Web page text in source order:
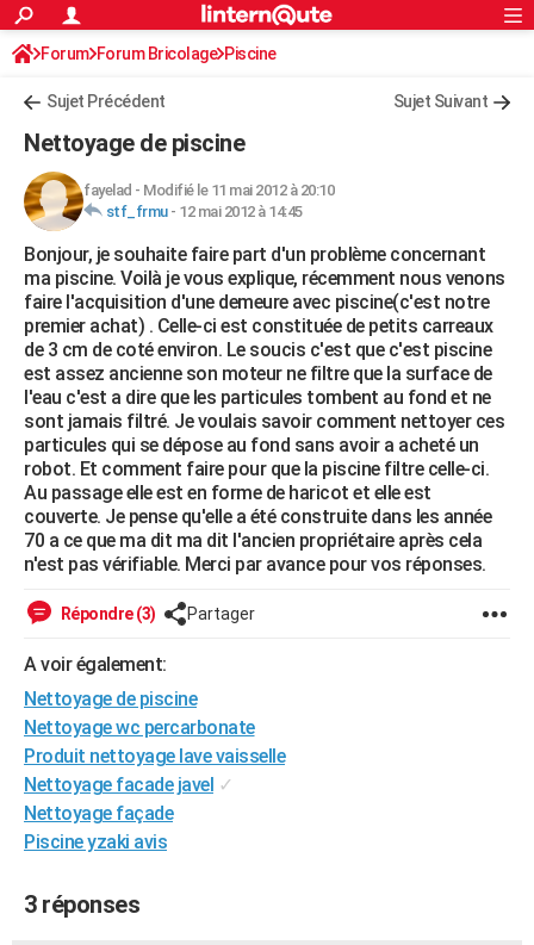
ACTUALITÉS
Politique
Société
Faits Divers
Education
Monde
Villes
+
FINANCE
Retraite
Impôts
Epargne
Immobilier
Risques naturels par ville
Banque
Assurance
Crédit
AUTO
Essais
Réserver un essai
Citadines
Berlines
SUV
Forum auto
+HIGH-TECH
Mobiles
Meilleur smartphone
Internet
Ordinateurs
Jeux vidéo
Guide high-tech
+BRICOLAGE
Forum
Aménagement intérieur
Extérieur
Cuisine
Salle de bains
Jardinage
Rangement
WEEK-END
Guides de France
Escapades
Patrimoine
Expositions
Musées
Week-end nature
LIFESTYLE
Art de vivre
Bien-être
Loisirs
Mode
Modes de vie
SANTE
Alimentation
Guide de la santé
Maladies
Médicaments
Sommeil
VOYAGE
Destinations
City break
Voyage nature
Voyage de noces
Forum
Climat
+PHOTO
GUIDES D'ACHAT
BONS PLANS
CARTE DE VOEUX
Carte de Noël
Carte Bonne année
Carte Saint-Valentin
Carte Pâques
Carte d'anniversaire
DICTIONNAIRE
Dictionnaire
Biographies
Citations
Expressions
Proverbes
PROGRAMME TV
COPAINS D'AVANT
S'inscrire
Se connecter
Lycées
Collèges
Primaires
Universités
Entreprises
Service militaire
Avis de recherche
AVIS DE DÉCÈS
S'inscrire
Connexion
Forum Forum Bricolage Piscine
Sujet Précédent Sujet Suivant
Nettoyage de piscine
fayelad - Modifié le 11 mai 2012 à 20:10
stf_frmu- 12 mai 2012 à 14:45
Bonjour, je souhaite faire part d'un problème concernant
ma piscine. Voilà je vous explique, récemment nous venons
faire l'acquisition d'une demeure avec piscine(c'est notre
premier achat) . Celle-ci est constituée de petits carreaux
de 3 cm de coté environ. Le soucis c'est que c'est piscine
est assez ancienne son moteur ne filtre que la surface de
l'eau c'est a dire que les particules tombent au fond et ne
sont jamais filtré. Je voulais savoir comment nettoyer ces
particules qui se dépose au fond sans avoir a acheté un
robot. Et comment faire pour que la piscine filtre celle-ci.
Au passage elle est en forme de haricot et elle est
couverte. Je pense qu'elle a été construite dans les année
70 a ce que ma dit ma dit l'ancien propriétaire après cela
n'est pas vérifiable. Merci par avance pour vos réponses.
Répondre (3) Partager
A voir également:
Nettoyage de piscine
Nettoyage wc percarbonate
Produit nettoyage lave vaisselle
Nettoyage facade javel ✓
Nettoyage façade
Piscine yzaki avis
3 réponses